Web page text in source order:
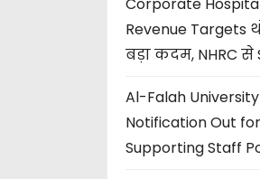
Corporate
Revenue Targets
बड़ा कदम, NHRC से
Al-Falah
Notification Out
Supporting Staff